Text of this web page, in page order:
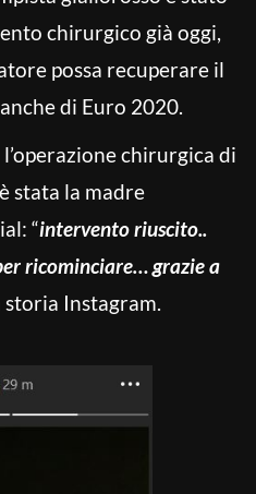
chirurgico già oggi,
possa recuperare il
di Euro 2020.
chirurgica di
stata la madre
“intervento riuscito..
ricominciare… grazie a
storia Instagram.